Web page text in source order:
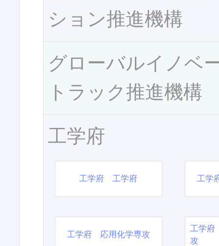
ション推進機構
グローバルイノベ
トラック推進機構
工学府
工学府 工学府 工学
工学府 応用化学専攻
工学府
攻